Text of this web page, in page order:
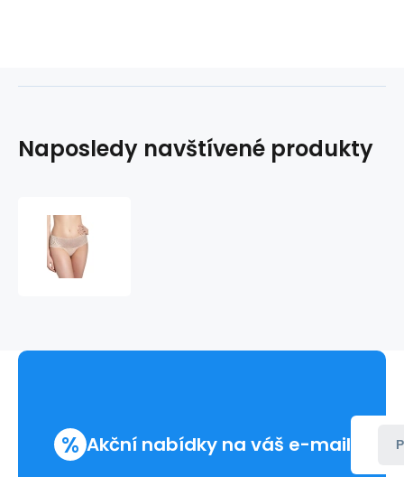
Naposledy navštívené produkty
% Akční nabídky na váš e-mail